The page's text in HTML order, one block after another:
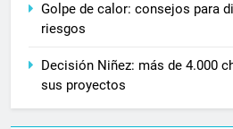
Golpe de calor: consejos para
riesgos
Decisión Niñez: más de 4.000
sus proyectos